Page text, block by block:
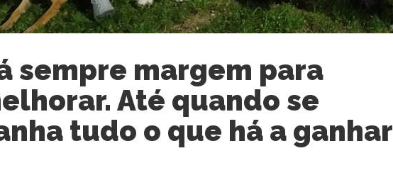
sempre margem para
Até quando se
tudo o que há a ganhar